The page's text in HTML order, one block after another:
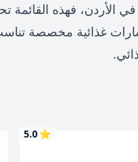
الأردن، فهذه القائمة
غذائية مخصصة
⭐
5.0